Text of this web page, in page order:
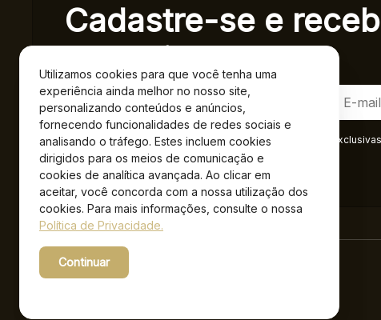
Utilizamos cookies para que você tenha uma
experiência ainda melhor no nosso site,
personalizando conteúdos e anúncios,
fornecendo funcionalidades de redes sociais e
analisando o tráfego. Estes incluem cookies
dirigidos para os meios de comunicação e
cookies de analítica avançada. Ao clicar em
aceitar, você concorda com a nossa utilização dos
cookies. Para mais informações, consulte o nossa
Política de Privacidade.
Continuar
Cadastre-se e
exclusivas.
Ao se cadastrar você confirma em receber informações
Privacidade.*